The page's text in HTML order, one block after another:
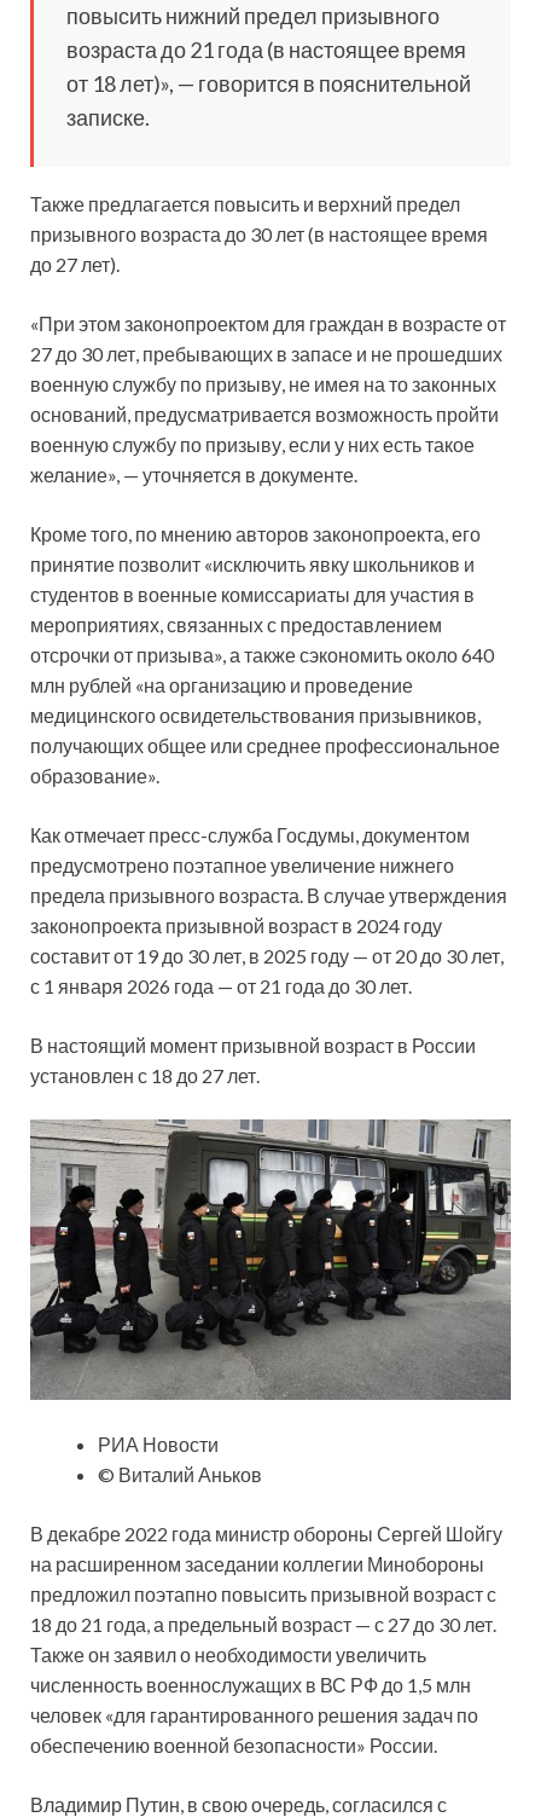
повысить нижний предел призывного
возраста до 21 года (в настоящее время
от 18 лет)», — говорится в пояснительной
записке.
Также предлагается повысить и верхний предел
призывного возраста до 30 лет (в настоящее время
до 27 лет).
«При этом законопроектом для граждан в возрасте от
27 до 30 лет, пребывающих в запасе и не прошедших
военную службу по призыву, не имея на то законных
оснований, предусматривается возможность пройти
военную службу по призыву, если у них есть такое
желание», — уточняется в документе.
Кроме того, по мнению авторов законопроекта, его
принятие позволит «исключить явку школьников и
студентов в военные комиссариаты для участия в
мероприятиях, связанных с предоставлением
отсрочки от призыва», а также сэкономить около 640
млн рублей «на организацию и проведение
медицинского освидетельствования призывников,
получающих общее или среднее профессиональное
образование».
Как отмечает пресс-служба Госдумы, документом
предусмотрено поэтапное увеличение нижнего
предела призывного возраста. В случае утверждения
законопроекта призывной возраст в 2024 году
составит от 19 до 30 лет, в 2025 году — от 20 до 30 лет,
с 1 января 2026 года — от 21 года до 30 лет.
В настоящий момент призывной возраст в России
установлен с 18 до 27 лет.
РИА Новости
© Виталий Аньков
В декабре 2022 года министр обороны Сергей Шойгу
на расширенном заседании коллегии Минобороны
предложил поэтапно повысить призывной возраст с
18 до 21 года, а предельный возраст — с 27 до 30 лет.
Также он заявил о необходимости увеличить
численность военнослужащих в ВС РФ до 1,5 млн
человек «для гарантированного решения задач по
обеспечению военной безопасности» России.
Владимир Путин, в свою очередь, согласился с